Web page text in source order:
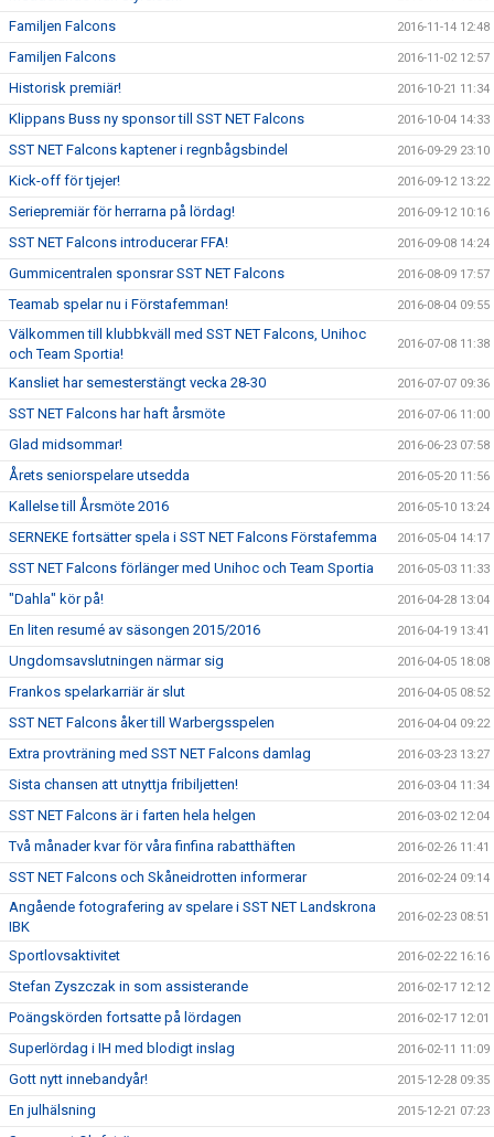
Familjen Falcons 2016-11-14 12:48
Familjen Falcons 2016-11-02 12:57
Historisk premiär! 2016-10-21 11:34
Klippans Buss ny sponsor till SST NET Falcons 2016-10-04 14:33
SST NET Falcons kaptener i regnbågsbindel 2016-09-29 23:10
Kick-off för tjejer! 2016-09-12 13:22
Seriepremiär för herrarna på lördag! 2016-09-12 10:16
SST NET Falcons introducerar FFA! 2016-09-08 14:24
Gummicentralen sponsrar SST NET Falcons 2016-08-09 17:57
Teamab spelar nu i Förstafemman! 2016-08-04 09:55
Välkommen till klubbkväll med SST NET Falcons, Unihoc
och Team Sportia!
2016-07-08 11:38
Kansliet har semesterstängt vecka 28-30 2016-07-07 09:36
SST NET Falcons har haft årsmöte 2016-07-06 11:00
Glad midsommar! 2016-06-23 07:58
Årets seniorspelare utsedda 2016-05-20 11:56
Kallelse till Årsmöte 2016 2016-05-10 13:24
SERNEKE fortsätter spela i SST NET Falcons Förstafemma 2016-05-04 14:17
SST NET Falcons förlänger med Unihoc och Team Sportia 2016-05-03 11:33
"Dahla" kör på! 2016-04-28 13:04
En liten resumé av säsongen 2015/2016 2016-04-19 13:41
Ungdomsavslutningen närmar sig 2016-04-05 18:08
Frankos spelarkarriär är slut 2016-04-05 08:52
SST NET Falcons åker till Warbergsspelen 2016-04-04 09:22
Extra provträning med SST NET Falcons damlag 2016-03-23 13:27
Sista chansen att utnyttja fribiljetten! 2016-03-04 11:34
SST NET Falcons är i farten hela helgen 2016-03-02 12:04
Två månader kvar för våra finfina rabatthäften 2016-02-26 11:41
SST NET Falcons och Skåneidrotten informerar 2016-02-24 09:14
Angående fotografering av spelare i SST NET Landskrona
IBK
2016-02-23 08:51
Sportlovsaktivitet 2016-02-22 16:16
Stefan Zyszczak in som assisterande 2016-02-17 12:12
Poängskörden fortsatte på lördagen 2016-02-17 12:01
Superlördag i IH med blodigt inslag 2016-02-11 11:09
Gott nytt innebandyår! 2015-12-28 09:35
En julhälsning 2015-12-21 07:23